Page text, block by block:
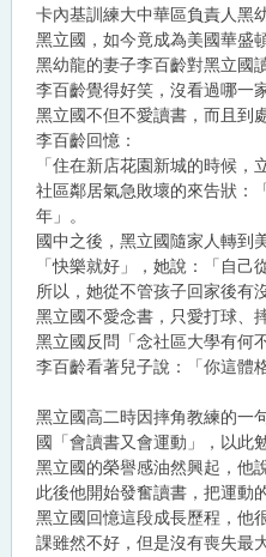
卡內基訓練大中華區負責人黑
黑立國，如今竟成為美國華盛
黑幼龍的妻子李百齡對黑立國
李百齡覺得好笑，沒看過哪一
黑立國不但不愛讀書，而且到
李百齡回憶：
「住在新店花園新城的時候
社區鄰居氣急敗壞的來告狀：
年」。
國中之後，黑立國隨家人轉到
「快樂就好」，她說：「自己
所以，她從不管孩子回家後有
黑立國不愛念書，只愛打球、
黑立國反問「念社區大學有何
李百齡看著兒子說：「你這體
黑立國高二時因摔角教練的一
國「會讀書又會運動」，以此
黑立國的榮譽感油然興起，他
此後他開始發奮讀書，把運動
黑立國回憶這段成長歷程，他
課雖然不好，但是沒有喪失最